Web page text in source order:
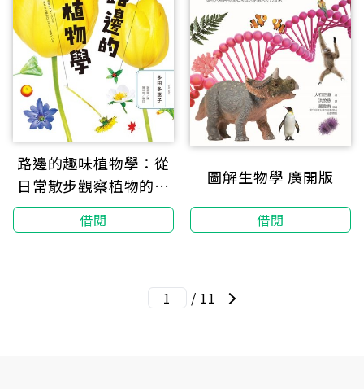
路邊的趣味植物學：從
日常散步觀察植物的生
存劇場
借閱
圖解生物學 廣開版
借閱
/ 11